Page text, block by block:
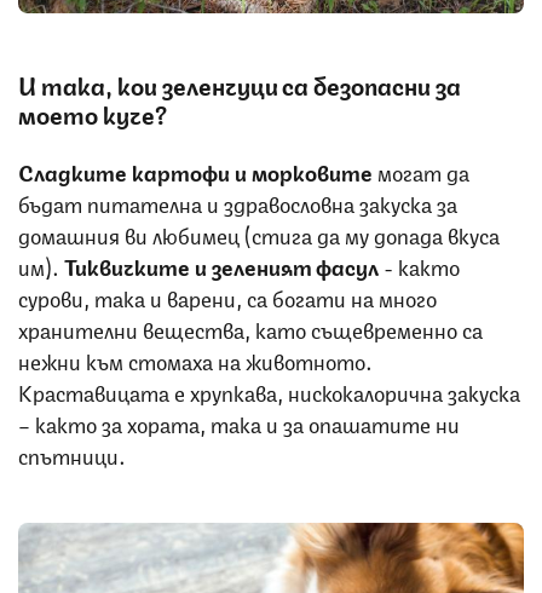
И така, кои зеленчуци са безопасни за
моето куче?
Сладките картофи и морковите могат да
бъдат питателна и здравословна закуска за
домашния ви любимец (стига да му допада вкуса
им). Тиквичките и зеленият фасул- както
сурови, така и варени, са богати на много
хранителни вещества, като същевременно са
нежни към стомаха на животното.
Краставицата е хрупкава, нискокалорична закуска
– както за хората, така и за опашатите ни
спътници.